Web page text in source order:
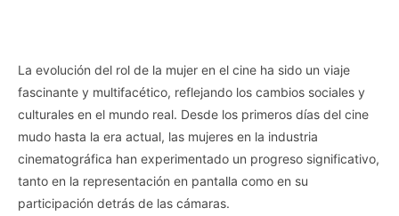
La evolución del rol de la mujer en el cine ha sido un viaje
fascinante y multifacético, reflejando los cambios sociales y
culturales en el mundo real. Desde los primeros días del cine
mudo hasta la era actual, las mujeres en la industria
cinematográfica han experimentado un progreso significativo,
tanto en la representación en pantalla como en su
participación detrás de las cámaras.